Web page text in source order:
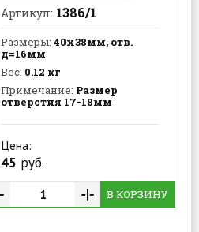
Артикул: 1386/1
Размеры: 40х38мм, отв.
д=16мм
Вес: 0.12 кг
Примечание: Размер
отверстия 17-18мм
Цена:
45 руб.
В КОРЗИНУ